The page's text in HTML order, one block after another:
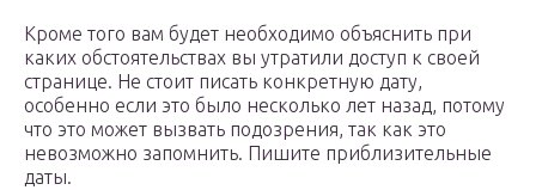
Кроме того вам будет необходимо объяснить при
каких обстоятельствах вы утратили доступ к своей
странице. Не стоит писать конкретную дату,
особенно если это было несколько лет назад, потому
что это может вызвать подозрения, так как это
невозможно запомнить. Пишите приблизительные
даты.